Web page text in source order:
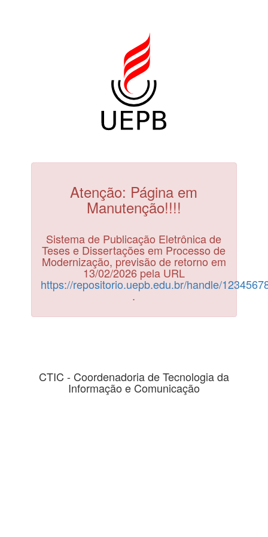
Atenção: Página em
Manutenção!!!!
Sistema de Publicação Eletrônica de
Teses e Dissertações em Processo de
Modernização, previsão de retorno em
13/02/2026 pela URL
https://repositorio.uepb.edu.br/handle/
.
CTIC - Coordenadoria de Tecnologia da
Informação e Comunicação